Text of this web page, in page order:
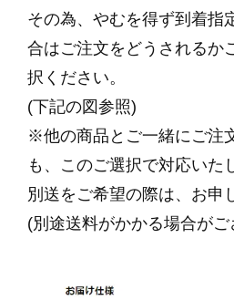
その為、やむを得ず到着指
合はご注文をどうされるか
択ください。
(下記の図参照)
※他の商品とご一緒にご注
も、このご選択で対応いた
別送をご希望の際は、お申
(別途送料がかかる場合がご